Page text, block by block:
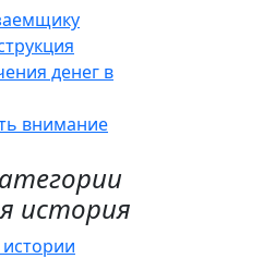
денег в
внимание
история